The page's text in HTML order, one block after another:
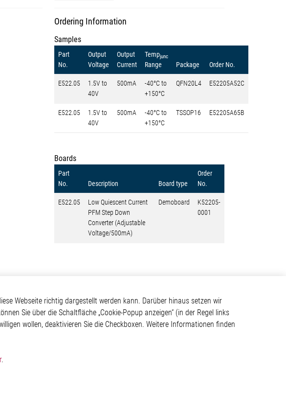
Ordering Information
Samples
Part
No.
Output
Voltage
Output
Current
Tempjunc
Range Package Order No.
E522.05
1.5V to
40V
500mA
-40°C to
+150°C
QFN20L4 E52205A52C
E522.05
1.5V to
40V
500mA
-40°C to
+150°C
TSSOP16 E52205A65B
Boards
Part
No.
Description Board type
Order
No.
E522.05
Low Quiescent Current
PFM Step Down
Converter (Adjustable
Voltage/500mA)
Demoboard
K52205-
0001
Weitere Links
Glossar
Kontakt
Kontakt
Elmos Semiconductor SE
Werkstättenstraße 18
Webseite richtig dargestellt werden kann. Darüber hinaus setzen wir
Sie über die Schaltfläche „Cookie-Popup anzeigen“ (in der Regel links
wollen, deaktivieren Sie die Checkboxen. Weitere Informationen finden
.